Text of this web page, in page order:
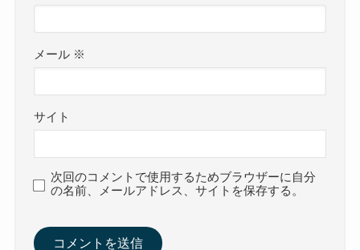
メール ※
サイト
次回のコメントで使用するためブラウザーに自分
の名前、メールアドレス、サイトを保存する。